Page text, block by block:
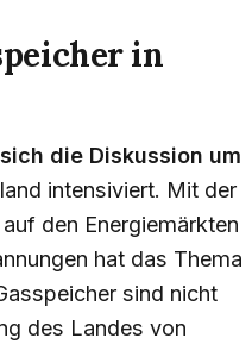
in
die Diskussion um
intensiviert. Mit der
den Energiemärkten
hat das Thema
sind nicht
des Landes von